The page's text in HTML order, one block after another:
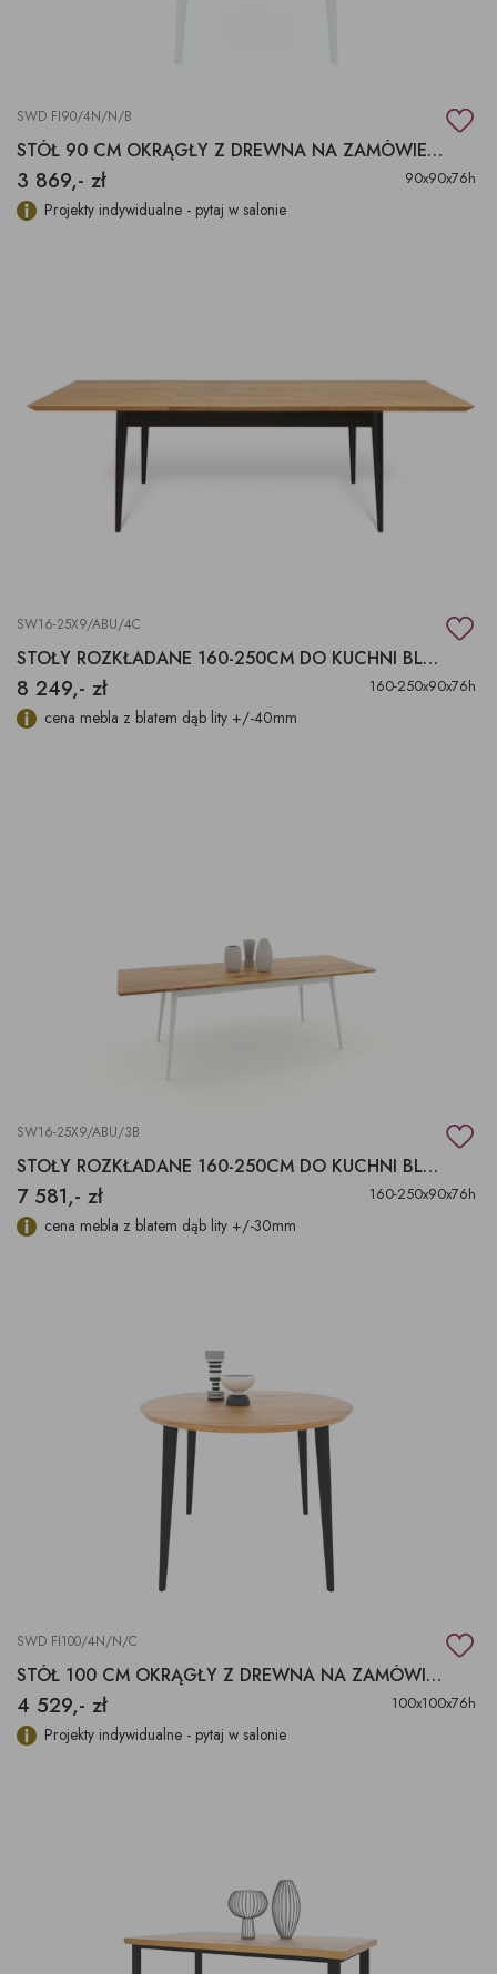
SWD FI90/4N/N/B
STÓŁ 90 CM OKRĄGŁY Z DREWNA NA ZAMÓWIENIE
3 869,- zł 90x90x76h
Projekty indywidualne - pytaj w salonie
SW16-25X9/ABU/4C
STOŁY ROZKŁADANE 160-250CM DO KUCHNI BLAT DĄB
8 249,- zł 160-250x90x76h
cena mebla z blatem dąb lity +/-40mm
SW16-25X9/ABU/3B
STOŁY ROZKŁADANE 160-250CM DO KUCHNI BLAT DĄB
7 581,- zł 160-250x90x76h
cena mebla z blatem dąb lity +/-30mm
SWD FI100/4N/N/C
STÓŁ 100 CM OKRĄGŁY Z DREWNA NA ZAMÓWIENIE
4 529,- zł 100x100x76h
Projekty indywidualne - pytaj w salonie